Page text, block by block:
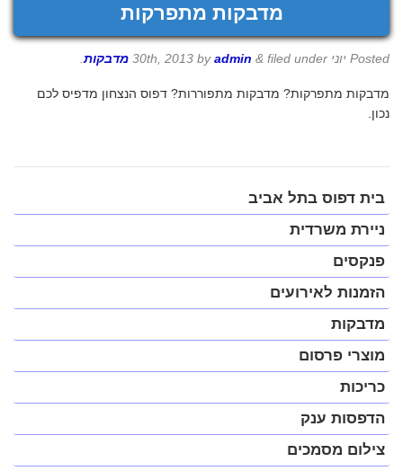
מדבקות מתפרקות
Posted יוני 30th, 2013 byadmin & filed under מדבקות
מדבקות מתפרקות? מדבקות מתפוררות? דפוס הנצחון מדפיס לכם
נכון.
פתח
תפריט
במצב
נגיש
(התפריט
יפתח
בחלונית
בית דפוס בתל אביב
ניירת משרדית
פנקסים
הזמנות לאירועים
מדבקות
מוצרי פרסום
כריכות
הדפסות ענק
צילום מסמכים